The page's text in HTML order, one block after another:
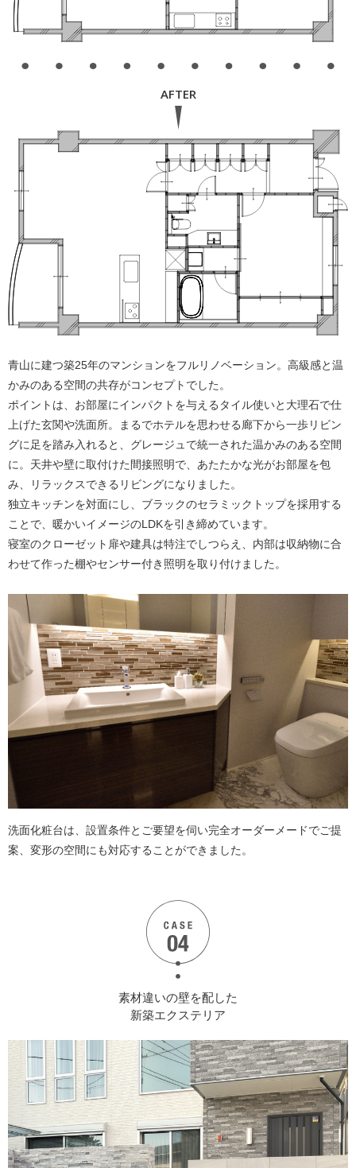
AFTER
青山に建つ築25年のマンションをフルリノベーション。高級感と温
かみのある空間の共存がコンセプトでした。
ポイントは、お部屋にインパクトを与えるタイル使いと大理石で仕
上げた玄関や洗面所。まるでホテルを思わせる廊下から一歩リビン
グに足を踏み入れると、グレージュで統一された温かみのある空間
に。天井や壁に取付けた間接照明で、あたたかな光がお部屋を包
み、リラックスできるリビングになりました。
独立キッチンを対面にし、ブラックのセラミックトップを採用する
ことで、暖かいイメージのLDKを引き締めています。
寝室のクローゼット扉や建具は特注でしつらえ、内部は収納物に合
わせて作った棚やセンサー付き照明を取り付けました。
洗面化粧台は、設置条件とご要望を伺い完全オーダーメードでご提
案、変形の空間にも対応することができました。
素材違いの壁を配した
新築エクステリア